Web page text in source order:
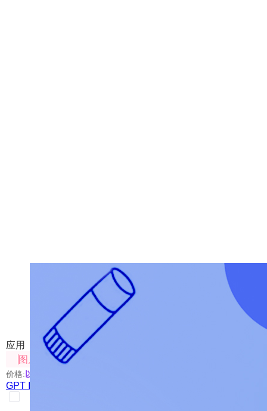
GPT Image 2 Canvas
通过GPT Image 2 模型对图像进行生成，编辑，包括标
应用
图片处理
价格:以具体使用的模型为准
GPT Image 2 Canvas